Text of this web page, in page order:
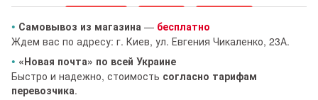
• Самовывоз из магазина — бесплатно
Ждем вас по адресу: г. Киев, ул. Евгения Чикаленко, 23А.
• «Новая почта» по всей Украине
Быстро и надежно, стоимость согласно тарифам
перевозчика.